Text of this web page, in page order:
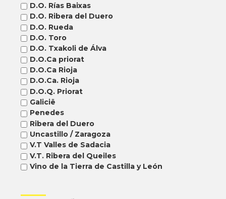
D.O. Rías Baixas
D.O. Ribera del Duero
D.O. Rueda
D.O. Toro
D.O. Txakoli de Álva
D.O.Ca priorat
D.O.Ca Rioja
D.O.Ca. Rioja
D.O.Q. Priorat
Galicië
Penedes
Ribera del Duero
Uncastillo / Zaragoza
V.T Valles de Sadacia
V.T. Ribera del Queiles
Vino de la Tierra de Castilla y León